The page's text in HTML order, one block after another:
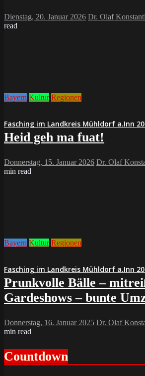
Dienstag, 20. Januar 2026 Dr. Olaf
read
Bayern Kultur Regionen
Fasching im Landkreis Mühldorf a.Inn
Heid geh ma fuat!
Donnerstag, 15. Januar 2026 Dr. Olaf
min read
Bayern Kultur Regionen
Fasching im Landkreis Mühldorf a.Inn
Prunkvolle Bälle –
Gardeshows – bunte
Donnerstag, 16. Januar 2025 Dr. Olaf
min read
Countdown